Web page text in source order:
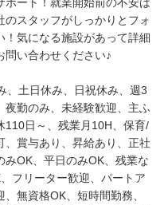
のスタッフがしっかりとフォ
！気になる施設があって詳細
問い合わせください♪
、土日休み、日祝休み、週3
夜勤のみ、未経験歓迎、主ふ
110日～、残業月10H、保育/
賞与あり、昇給あり、正社
みOK、平日のみOK、残業な
フリーター歓迎、パートア
無資格OK、短時間勤務、